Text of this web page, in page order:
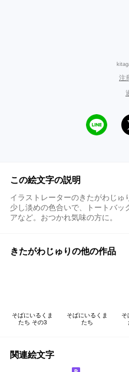
注
この絵文字の説明
イラストレーターのきたがわじゅ
少し淡めの色合いで、トートバ
アなど。おつかれ気味の方に。
きたがわじゅりの他の作品
そばにいるくま
たち その3
そばにいるくま
たち
そ
関連絵文字